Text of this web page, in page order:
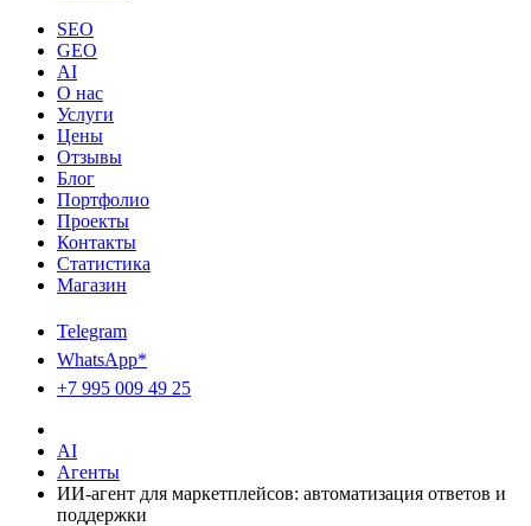
SEO
GEO
AI
О нас
Услуги
Цены
Отзывы
Блог
Портфолио
Проекты
Контакты
Статистика
Магазин
Telegram
WhatsApp*
+7 995 009 49 25
AI
Агенты
ИИ-агент для маркетплейсов: автоматизация ответов и
поддержки